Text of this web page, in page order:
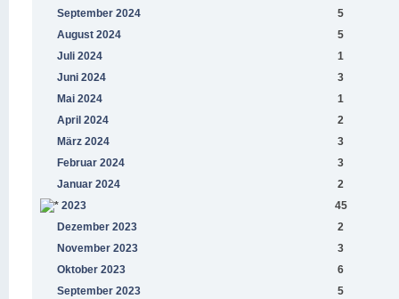
September 2024
5
August 2024
5
Juli 2024
1
Juni 2024
3
Mai 2024
1
April 2024
2
März 2024
3
Februar 2024
3
Januar 2024
2
2023
45
Dezember 2023
2
November 2023
3
Oktober 2023
6
September 2023
5